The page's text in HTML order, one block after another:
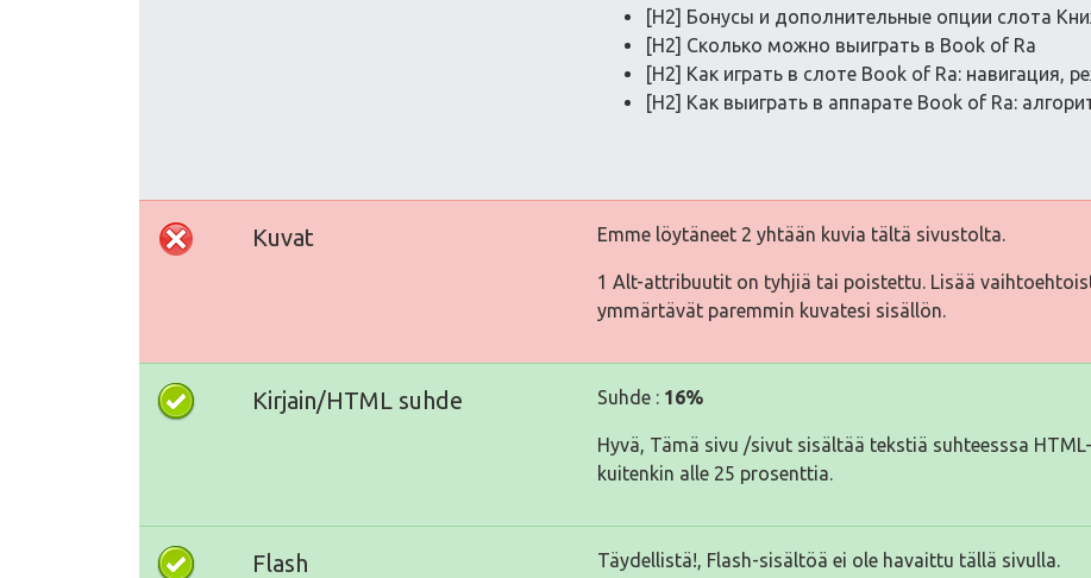
[H2] Бонусы и дополнительные опции слота
[H2] Сколько можно выиграть в Book of Ra
[H2] Как играть в слоте Book of Ra: навигация,
[H2] Как выиграть в аппарате Book of Ra:
Kuvat Emme löytäneet 2 yhtään kuvia tältä sivustolta.
1 Alt-attribuutit on tyhjiä tai poistettu. Lisää
ymmärtävät paremmin kuvatesi sisällön.
Kirjain/HTML suhde Suhde : 16%
Hyvä, Tämä sivu /sivut sisältää tekstiä suhteesssa
kuitenkin alle 25 prosenttia.
Flash Täydellistä!, Flash-sisältöä ei ole havaittu tällä sivulla.